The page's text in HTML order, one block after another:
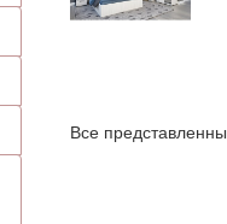
Все